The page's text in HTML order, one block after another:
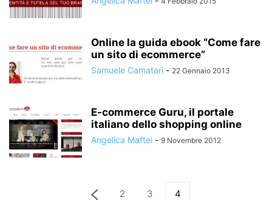
Online la guida ebook “Come fare
un sito di ecommerce”
Samuele Camatari - 22 Gennaio 2013
E-commerce Guru, il portale
italiano dello shopping online
Angelica Maftei - 9 Novembre 2012
2 3 4